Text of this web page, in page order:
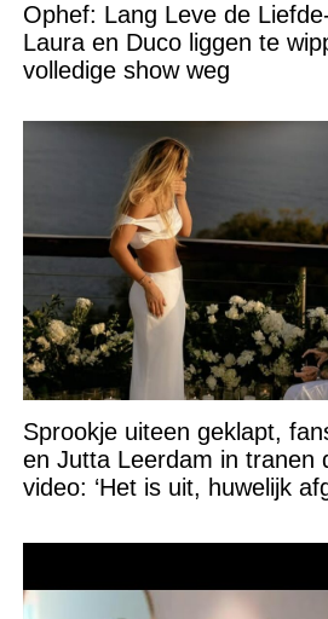
Ophef: Lang Leve de
Laura en Duco liggen te
volledige show weg
Sprookje uiteen geklapt,
en Jutta Leerdam in tranen
video: ‘Het is uit, huwelijk